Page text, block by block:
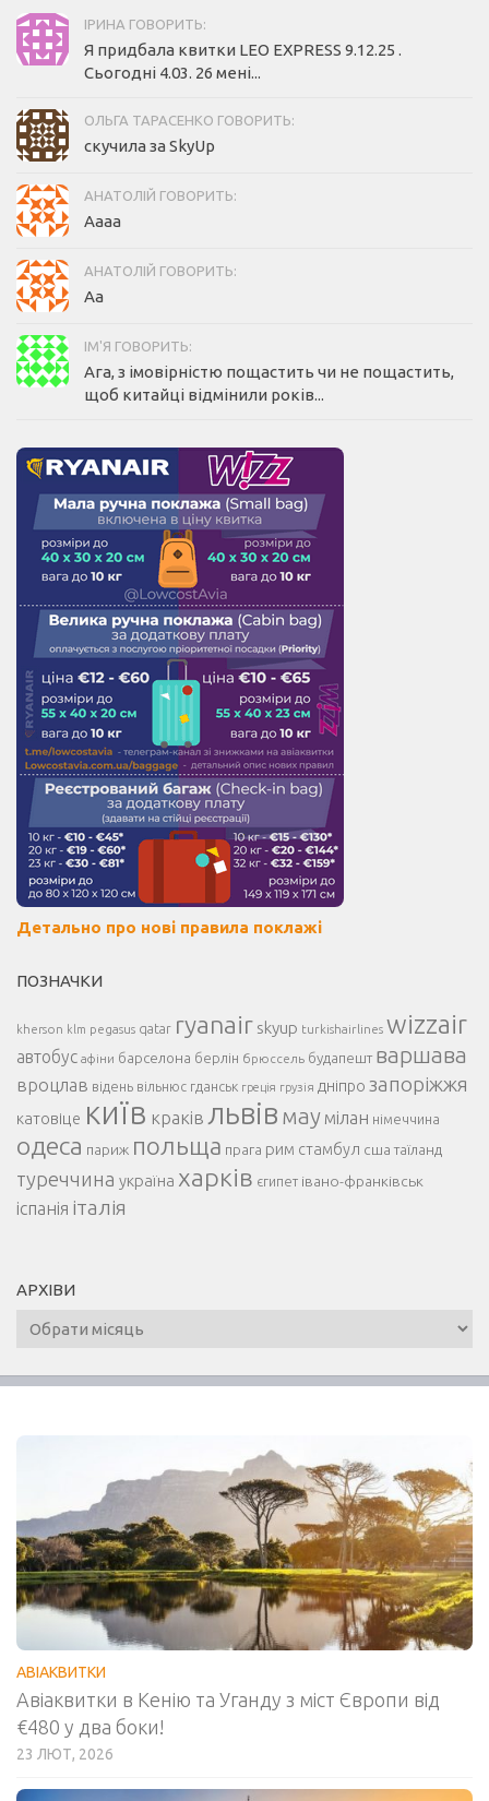
ІРИНА ГОВОРИТЬ:
Я придбала квитки LEO EXPRESS 9.12.25 .
Сьогодні 4.03. 26 мені...
ОЛЬГА ТАРАСЕНКО ГОВОРИТЬ:
скучила за SkyUp
АНАТОЛІЙ ГОВОРИТЬ:
Аааа
АНАТОЛІЙ ГОВОРИТЬ:
Аа
ІМ'Я ГОВОРИТЬ:
Ага, з імовірністю пощастить чи не пощастить,
щоб китайці відмінили років...
Детально про нові правила поклажі
ПОЗНАЧКИ
kherson klm pegasus qatar ryanair skyup turkishairlines wizzair
автобус афіни барселона берлін брюссель будапешт варшава
вроцлав відень вільнюс гданськ греція грузія дніпро запоріжжя
катовіце київ краків львів мау мілан німеччина
одеса париж польща прага рим стамбул сша таїланд
туреччина україна харків єгипет івано-франківськ
іспанія італія
АРХІВИ
Архіви
АВІАКВИТКИ
Авіаквитки в Кенію та Уганду з міст Європи від
€480 у два боки!
23 ЛЮТ, 2026